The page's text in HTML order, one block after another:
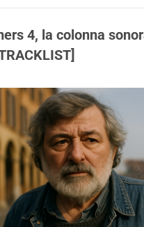
4, la colonna